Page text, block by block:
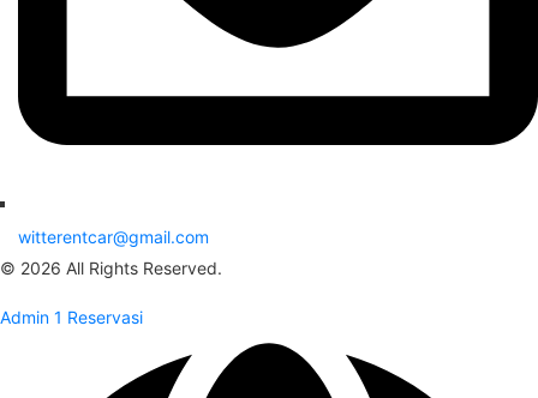
witterentcar@gmail.com
© 2026 All Rights Reserved.
Admin 1 Reservasi